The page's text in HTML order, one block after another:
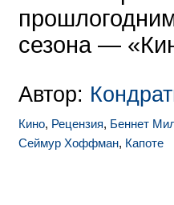
сезона —
Автор:
Кино, Рецензия, Беннет
Сеймур Хоффман, Капоте